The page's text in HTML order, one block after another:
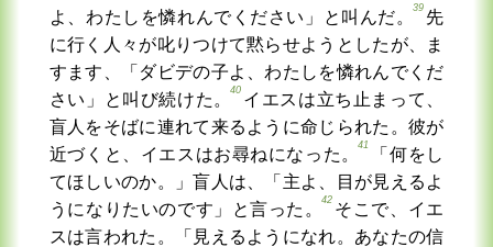
よ、わたしを憐れんでください」と叫んだ。
39
先
に行く人々が叱りつけて黙らせようとしたが、ま
すます、「ダビデの子よ、わたしを憐れんでくだ
さい」と叫び続けた。
40
イエスは立ち止まって、
盲人をそばに連れて来るように命じられた。彼が
近づくと、イエスはお尋ねになった。
41
「何をし
てほしいのか。」盲人は、「主よ、目が見えるよ
うになりたいのです」と言った。
42
そこで、イエ
スは言われた。「見えるようになれ。あなたの信